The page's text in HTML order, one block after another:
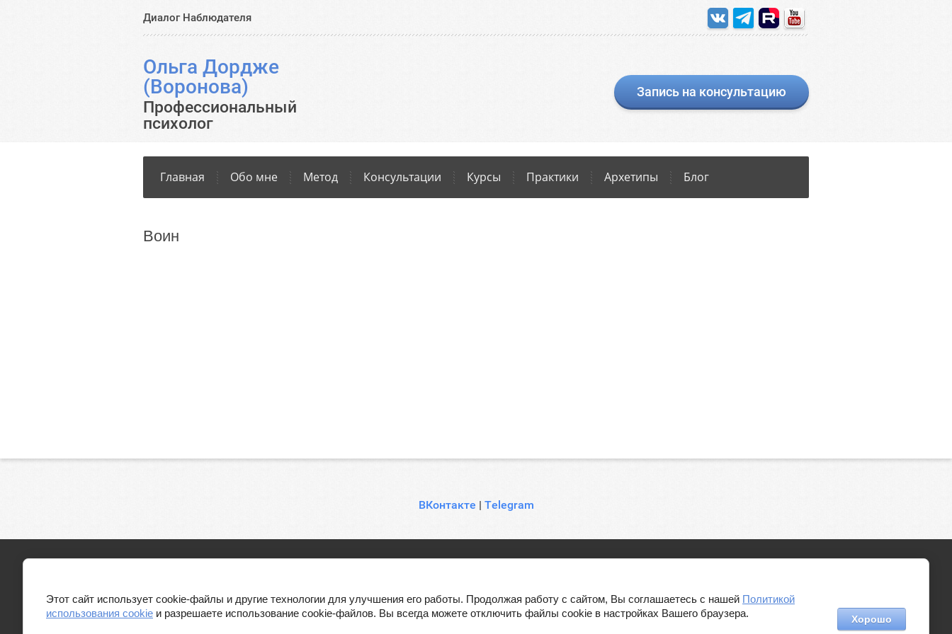
Диалог Наблюдателя
Ольга Дордже
(Воронова)
Профессиональный
психолог
Запись на консультацию
Главная Обо мне Метод Консультации Курсы Практики Архетипы Блог
Воин
ВКонтакте | Telegram
Политика обработки персональных
данных
Политика использования файлов cookie
Этот сайт использует cookie-файлы и другие технологии для улучшения его работы. Продолжая работу с сайтом, Вы соглашаетесь с нашей Политикой
использования cookie и разрешаете использование cookie-файлов. Вы всегда можете отключить файлы cookie в настройках Вашего браузера. Хорошо